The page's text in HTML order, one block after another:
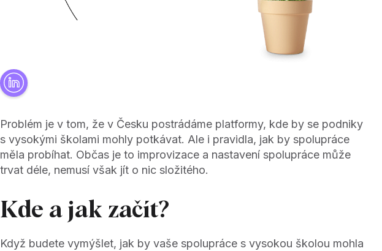
Problém je v tom, že v Česku postrádáme platformy, kde by se podniky
s vysokými školami mohly potkávat. Ale i pravidla, jak by spolupráce
měla probíhat. Občas je to improvizace a nastavení spolupráce může
trvat déle, nemusí však jít o nic složitého.
Kde a jak začít?
Když budete vymýšlet, jak by vaše spolupráce s vysokou školou mohla